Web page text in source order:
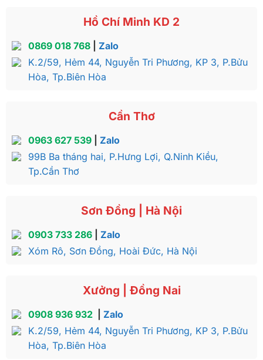
Hồ Chí Minh KD 2
0869 018 768| Zalo
K.2/59, Hẻm 44, Nguyễn Tri Phương, KP 3, P.Bửu
Hòa, Tp.Biên Hòa
Cần Thơ
0963 627 539| Zalo
99B Ba tháng hai, P.Hưng Lợi, Q.Ninh Kiều,
Tp.Cần Thơ
Sơn Đồng | Hà Nội
0903 733 286| Zalo
Xóm Rô, Sơn Đồng, Hoài Đức, Hà Nội
Xưởng | Đồng Nai
0908 936 932
Zalo
K.2/59, Hẻm 44, Nguyễn Tri Phương, KP 3, P.Bửu
Hòa, Tp.Biên Hòa